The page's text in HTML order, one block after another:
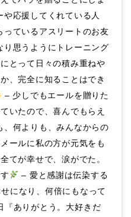
応援してくれている人
っているアスリートのお友
り思うようにトレーニング
とって日々の積み重ねや
、完全に知ることはでき
– 少しでもエールを贈りた
いたので、喜んでもらえ
、何よりも、みんなからの
ールに私の方が元気をも
てが幸せで、涙がでた。
– 愛と感謝は伝染する
になり、何倍にもなって
『ありがとう。大好きだ